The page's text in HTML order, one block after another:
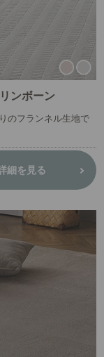
ンボーン
のフランネル生地で
細を見る